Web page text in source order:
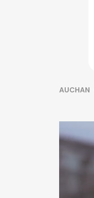
AUCHAN